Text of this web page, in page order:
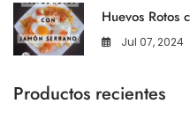
Huevos Rotos
Jul 07, 2024
Productos recientes